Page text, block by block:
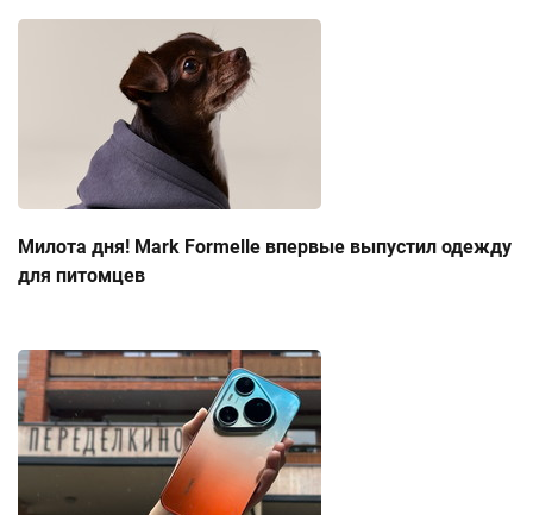
Милота дня! Mark Formelle впервые выпустил одежду
для питомцев